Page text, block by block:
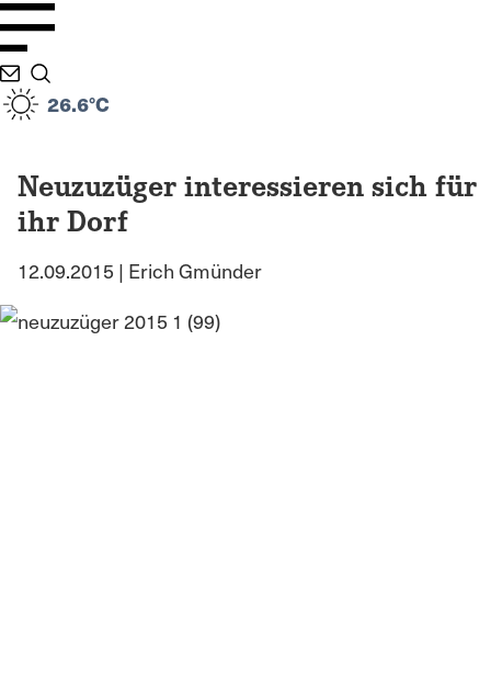
26.6°C
Neuzuzüger interessieren sich für
ihr Dorf
12.09.2015 | Erich Gmünder